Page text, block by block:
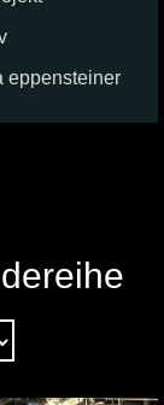
eppensteiner